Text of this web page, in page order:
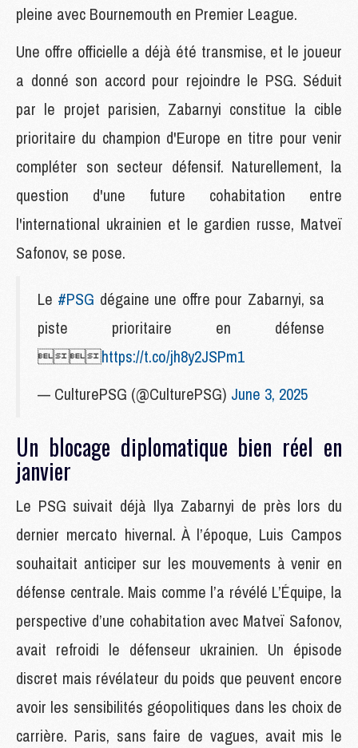
pleine avec Bournemouth en Premier League.
Une offre officielle a déjà été transmise, et le joueur
a donné son accord pour rejoindre le PSG. Séduit
par le projet parisien, Zabarnyi constitue la cible
prioritaire du champion d'Europe en titre pour venir
compléter son secteur défensif. Naturellement, la
question d'une future cohabitation entre
l'international ukrainien et le gardien russe, Matveï
Safonov, se pose.
Le #PSG dégaine une offre pour Zabarnyi, sa
piste prioritaire en défense
https://t.co/jh8y2JSPm1
— CulturePSG (@CulturePSG) June 3, 2025
Un blocage diplomatique bien réel en
janvier
Le PSG suivait déjà Ilya Zabarnyi de près lors du
dernier mercato hivernal. À l’époque, Luis Campos
souhaitait anticiper sur les mouvements à venir en
défense centrale. Mais comme l’a révélé L’Équipe, la
perspective d’une cohabitation avec Matveï Safonov,
avait refroidi le défenseur ukrainien. Un épisode
discret mais révélateur du poids que peuvent encore
avoir les sensibilités géopolitiques dans les choix de
carrière. Paris, sans faire de vagues, avait mis le